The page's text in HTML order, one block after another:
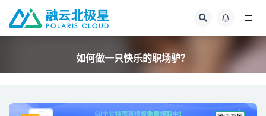
如何做一只快乐的职场驴？